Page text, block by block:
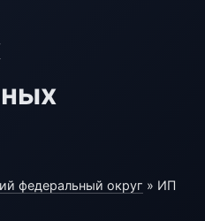
федеральный округ » ИП